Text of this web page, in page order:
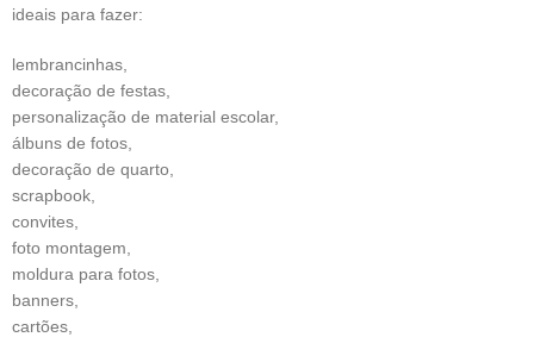
ideais para fazer:
lembrancinhas,
decoração de festas,
personalização de material escolar,
álbuns de fotos,
decoração de quarto,
scrapbook,
convites,
foto montagem,
moldura para fotos,
banners,
cartões,